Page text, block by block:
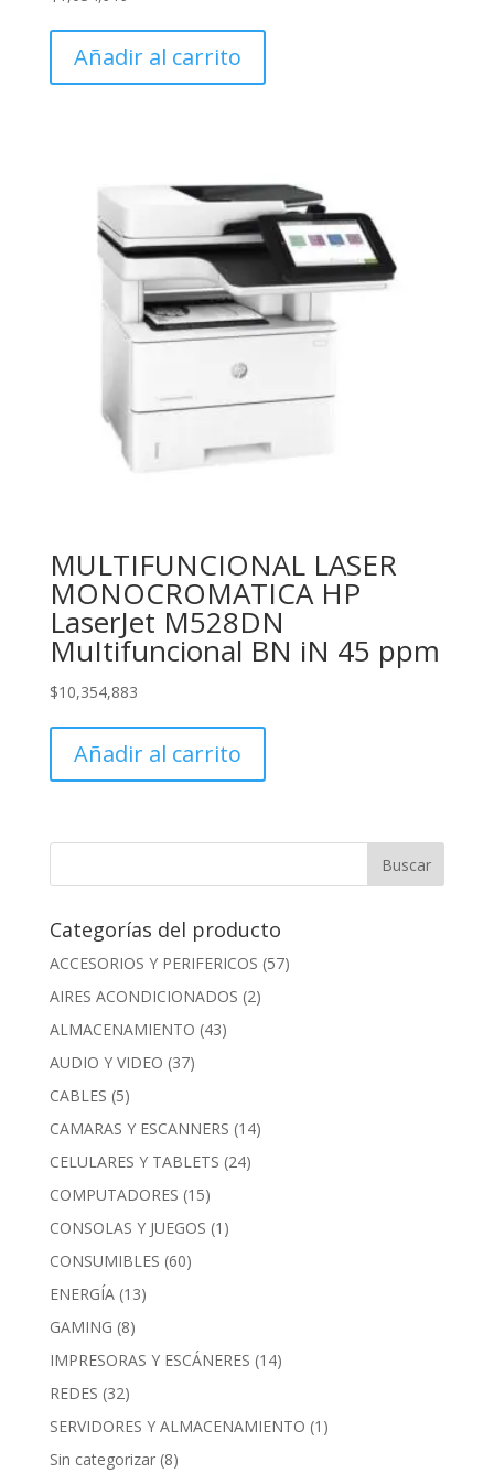
Añadir al carrito
MULTIFUNCIONAL LASER
MONOCROMATICA HP
LaserJet M528DN
MuItifuncional BN iN 45 ppm
$10,354,883
Añadir al carrito
Categorías del producto
ACCESORIOS Y PERIFERICOS (57)
AIRES ACONDICIONADOS (2)
ALMACENAMIENTO (43)
AUDIO Y VIDEO (37)
CABLES (5)
CAMARAS Y ESCANNERS (14)
CELULARES Y TABLETS (24)
COMPUTADORES (15)
CONSOLAS Y JUEGOS (1)
CONSUMIBLES (60)
ENERGÍA (13)
GAMING (8)
IMPRESORAS Y ESCÁNERES (14)
REDES (32)
SERVIDORES Y ALMACENAMIENTO (1)
Sin categorizar (8)